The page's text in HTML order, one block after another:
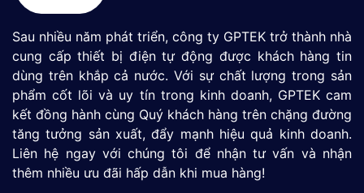
Sau nhiều năm phát triển, công ty GPTEK trở thành nhà
cung cấp thiết bị điện tự động được khách hàng tin
dùng trên khắp cả nước. Với sự chất lượng trong sản
phẩm cốt lõi và uy tín trong kinh doanh, GPTEK cam
kết đồng hành cùng Quý khách hàng trên chặng đường
tăng tưởng sản xuất, đẩy mạnh hiệu quả kinh doanh.
Liên hệ ngay với chúng tôi để nhận tư vấn và nhận
thêm nhiều ưu đãi hấp dẫn khi mua hàng!